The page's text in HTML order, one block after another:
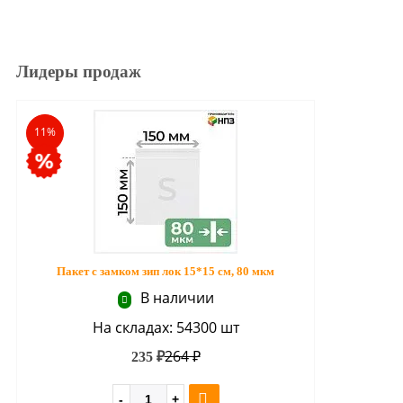
Лидеры продаж
11%
Пакет с замком зип лок 15*15 см, 80 мкм
В наличии
На складах: 54300 шт
264 ₽
235 ₽